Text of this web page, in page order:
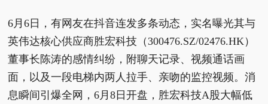
6月6日，有网友在抖音连发多条动态，实名曝光其与
英伟达核心供应商胜宏科技（300476.SZ/02476.HK）
董事长陈涛的感情纠纷，附聊天记录、视频通话画
面，以及一段电梯内两人拉手、亲吻的监控视频。消
息瞬间引爆全网，6月8日开盘，胜宏科技A股大幅低